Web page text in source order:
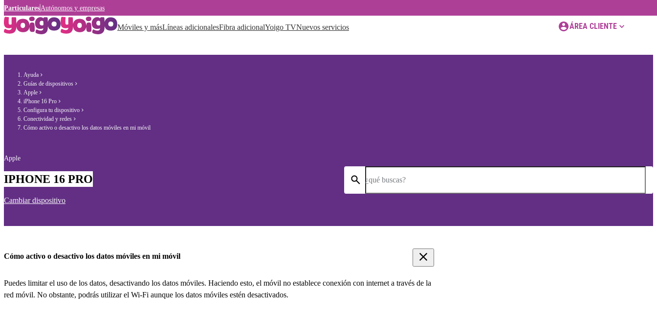
Particulares Autónomos y empresas
Móviles y másLíneas adicionalesFibra adicionalYoigo TVNuevos servicios ÁREA CLIENTE
Ayuda
Guías de dispositivos
Apple
iPhone 16 Pro
Configura tu dispositivo
Conectividad y redes
Cómo activo o desactivo los datos móviles en mi móvil
Apple
IPHONE 16 PRO
Cambiar dispositivo
¿qué buscas?
Cómo activo o desactivo los datos móviles en mi móvil
Puedes limitar el uso de los datos, desactivando los datos móviles. Haciendo esto, el móvil no establece conexión con internet a través de la
red móvil. No obstante, podrás utilizar el Wi-Fi aunque los datos móviles estén desactivados.